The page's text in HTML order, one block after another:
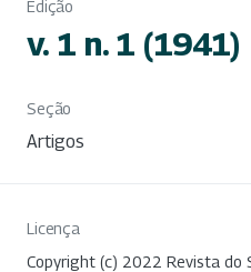
Edição
v. 1 n. 1 (1941)
Seção
Artigos
Licença
Copyright (c) 2022 Revista do